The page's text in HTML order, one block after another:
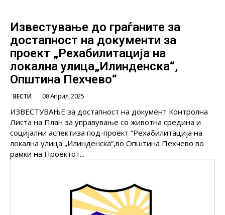
Известување до граѓаните за
достапност на документи за
проект „Рехабилитација на
локална улица„Илинденска“,
Општина Пехчево“
ВЕСТИ 08 Април, 2025
ИЗВЕСТУВАЊЕ за достапност на документ Контролна
Листа на План за управување со животна средина и
социјални аспектиза под-проект “Рехабилитација на
локална улица „Илинденска“,во Општина Пехчево во
рамки на Проектот...